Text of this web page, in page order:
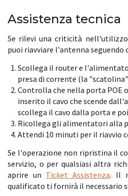
Assistenza tecnica
Se rilevi una criticità
puoi riavviare l'antenna seguendo
Scollega il router e
presa di corrente (la "scatolina"
Controlla che nella porta POE
inserito il cavo che scende
scollega il cavo dalla porta e
Ricollega gli alimentatori alla
Attendi 10 minuti per il riavvio
Se l'operazione non ripristina il
servizio, o per qualsiasi altra
aprire un Ticket Assistenza. Il
qualificato ti fornirà il necessario